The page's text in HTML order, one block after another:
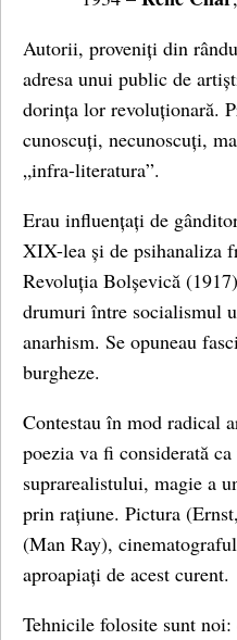
Autorii, proveniți din
adresa unui public de
dorința lor revoluționară.
cunoscuți, necunoscuți,
„infra-literatura”.
Erau influențați de
XIX-lea și de psihanaliza
Revoluția Bolșevică
drumuri între socialismul
anarhism. Se opuneau
burgheze.
Contestau în mod radical
poezia va fi considerată
suprarealistului, magie a
prin rațiune. Pictura
(Man Ray),
aproapiați de acest curent.
Tehnicile folosite sunt